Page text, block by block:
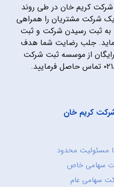
کریم خان در طی روند
یک شرکت مشتریان را همراهی
به ثبت رسیدن شرکت و ثبت
نماید. جلب رضایت شما هدف
از موسسه ثبت شرکت
کریم خان
مسئولیت محدود
سهامی خاص
سهامی عام